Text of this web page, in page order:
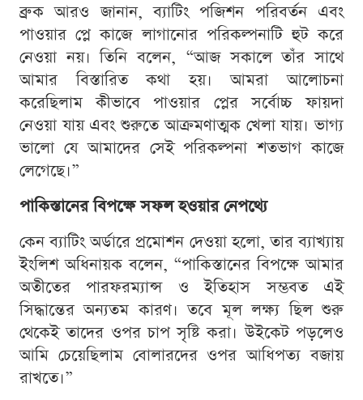
ব্রুক আরও জানান, ব্যাটিং পজিশন পরিবর্তন এবং
পাওয়ার প্লে কাজে লাগানোর পরিকল্পনাটি হুট করে
নেওয়া নয়। তিনি বলেন, “আজ সকালে তাঁর সাথে
আমার বিস্তারিত কথা হয়। আমরা আলোচনা
করেছিলাম কীভাবে পাওয়ার প্লের সর্বোচ্চ ফায়দা
নেওয়া যায় এবং শুরুতে আক্রমণাত্মক খেলা যায়। ভাগ্য
ভালো যে আমাদের সেই পরিকল্পনা শতভাগ কাজে
লেগেছে।”
পাকিস্তানের বিপক্ষে সফল হওয়ার নেপথ্যে
কেন ব্যাটিং অর্ডারে প্রমোশন দেওয়া হলো, তার ব্যাখ্যায়
ইংলিশ অধিনায়ক বলেন, “পাকিস্তানের বিপক্ষে আমার
অতীতের পারফরম্যান্স ও ইতিহাস সম্ভবত এই
সিদ্ধান্তের অন্যতম কারণ। তবে মূল লক্ষ্য ছিল শুরু
থেকেই তাদের ওপর চাপ সৃষ্টি করা। উইকেট পড়লেও
আমি চেয়েছিলাম বোলারদের ওপর আধিপত্য বজায়
রাখতে।”